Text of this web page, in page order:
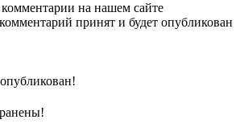
на нашем сайте
принят и будет опубликован